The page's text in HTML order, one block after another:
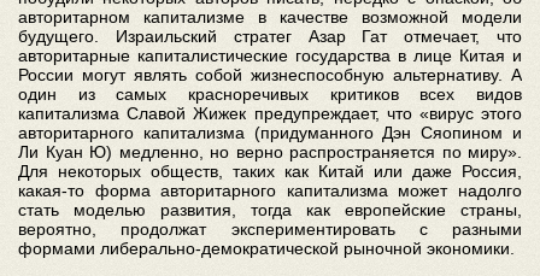
авторитарном капитализме в качестве возможной модели
будущего. Израильский стратег Азар Гат отмечает, что
авторитарные капиталистические государства в лице Китая и
России могут являть собой жизнеспособную альтернативу. А
один из самых красноречивых критиков всех видов
капитализма Славой Жижек предупреждает, что «вирус этого
авторитарного капитализма (придуманного Дэн Сяопином и
Ли Куан Ю) медленно, но верно распространяется по миру».
Для некоторых обществ, таких как Китай или даже Россия,
какая-то форма авторитарного капитализма может надолго
стать моделью развития, тогда как европейские страны,
вероятно, продолжат экспериментировать с разными
формами либерально-демократической рыночной экономики.